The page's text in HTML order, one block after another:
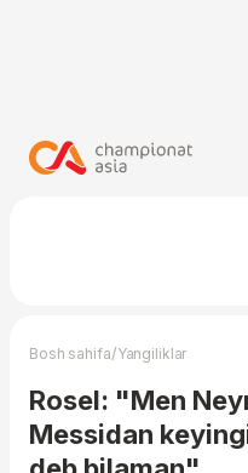
Bosh sahifa/Yangiliklar
Rosel: "Men
Messidan